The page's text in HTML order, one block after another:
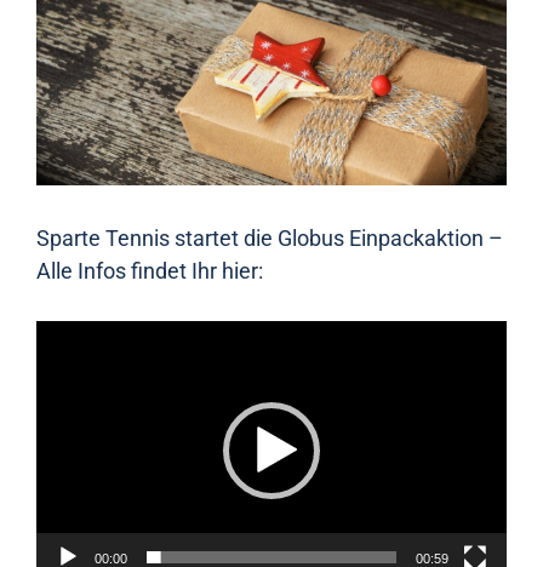
Sparte Tennis startet die Globus Einpackaktion –
Alle Infos findet Ihr hier:
00:00 00:59